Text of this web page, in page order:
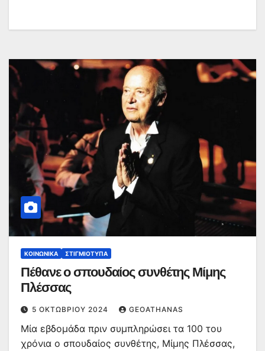
ΚΟΙΝΩΝΙΚΆ ΣΤΙΓΜΙΌΤΥΠΑ
Πέθανε ο σπουδαίος συνθέτης Μίμης
Πλέσσας
5 ΟΚΤΩΒΡΊΟΥ 2024 GEOATHANAS
Μία εβδομάδα πριν συμπληρώσει τα 100 του
χρόνια ο σπουδαίος συνθέτης, Μίμης Πλέσσας,